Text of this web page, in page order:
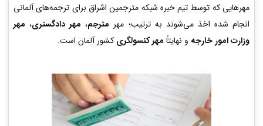
مهرهایی که توسط تیم خبره شبکه مترجمین اشراق برای ترجمه‌های آلمانی
انجام شده اخذ می‌شوند به ترتیب؛ مهر مترجم، مهر دادگستری، مهر
وزارت امور خارجه و نهایتاً مهر کنسولگری کشور آلمان است.